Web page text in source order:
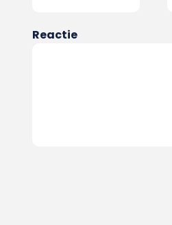
Reactie